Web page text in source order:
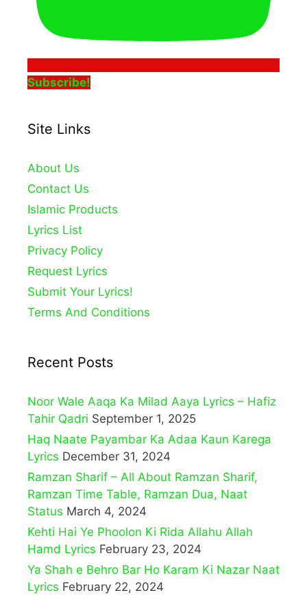
Subscribe!
Site Links
About Us
Contact Us
Islamic Products
Lyrics List
Privacy Policy
Request Lyrics
Submit Your Lyrics!
Terms And Conditions
Recent Posts
Noor Wale Aaqa Ka Milad Aaya Lyrics – Hafiz
Tahir Qadri September 1, 2025
Haq Naate Payambar Ka Adaa Kaun Karega
Lyrics December 31, 2024
Ramzan Sharif – All About Ramzan Sharif,
Ramzan Time Table, Ramzan Dua, Naat
Status March 4, 2024
Kehti Hai Ye Phoolon Ki Rida Allahu Allah
Hamd Lyrics February 23, 2024
Ya Shah e Behro Bar Ho Karam Ki Nazar Naat
Lyrics February 22, 2024